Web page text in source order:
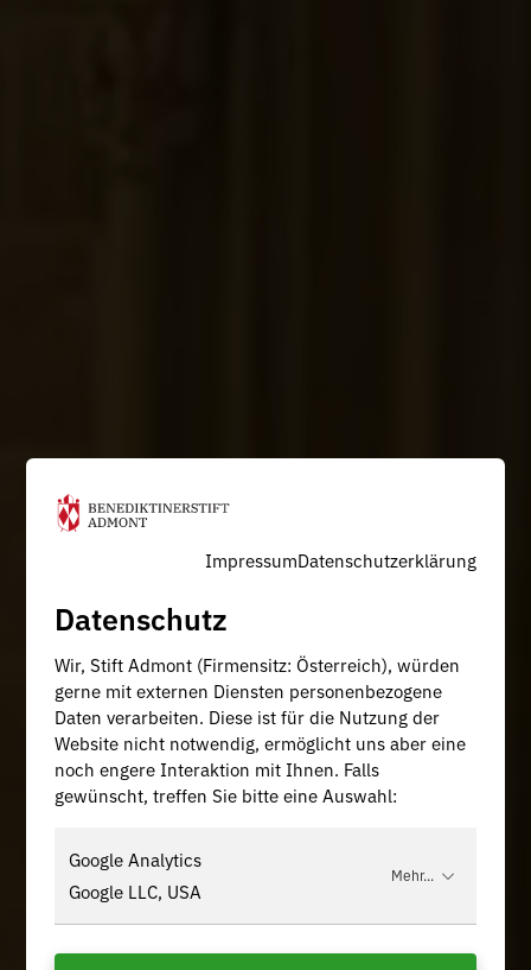
ImpressumDatenschutzerklärung
Datenschutz
Wir, Stift Admont (Firmensitz: Österreich), würden
gerne mit externen Diensten personenbezogene
Daten verarbeiten. Diese ist für die Nutzung der
Website nicht notwendig, ermöglicht uns aber eine
noch engere Interaktion mit Ihnen. Falls
gewünscht, treffen Sie bitte eine Auswahl:
Google Analytics
Google LLC, USA
Mehr...